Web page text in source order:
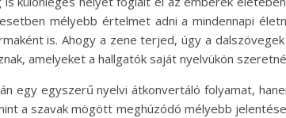
mélyebb értelmet adni a mindennapi
is. Ahogy a zene terjed, úgy a
amelyeket a hallgatók saját nyelvükön
egy egyszerű nyelvi átkonvertáló folyamat,
a szavak mögött meghúzódó mélyebb